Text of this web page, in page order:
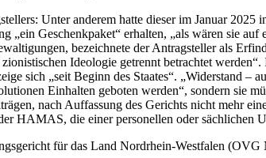
Unter anderem hatte dieser im Januar
Geschenkpaket“ erhalten, „als wären sie
bezeichnete der Antragsteller als
Ideologie getrennt betrachtet
sich „seit Beginn des Staates“. „Widerstand –
Einhalten geboten werden“, sondern sie
nach Auffassung des Gerichts nicht mehr
HAMAS, die einer personellen oder sächlichen
für das Land Nordrhein-Westfalen